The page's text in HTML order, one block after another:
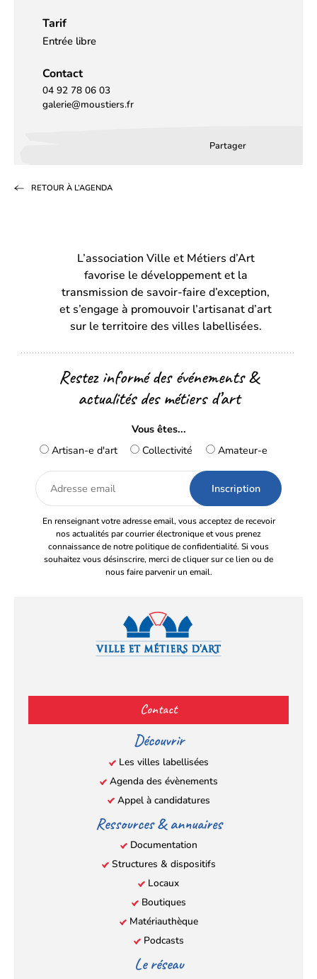
Tarif
Entrée libre
Contact
04 92 78 06 03
galerie@moustiers.fr
Partager
un
onglet)onglet)
RETOUR À L’AGENDA
L’association Ville et Métiers d’Art
favorise le développement et la
transmission de savoir-faire d’exception,
et s’engage à promouvoir l’artisanat d’art
sur le territoire des villes labellisées.
Restez informé des événements &
actualités des métiers d’art
Vous êtes...
Artisan-e d'art
Collectivité Amateur-e
Adresse
email
En renseignant votre adresse email, vous acceptez de recevoir
nos actualités par courrier électronique et vous prenez
connaissance de notre politique de confidentialité. Si vous
souhaitez vous désinscrire, merci de cliquer sur ce lien ou de
nous faire parvenir un email.
(s’ouvre
dans
nouvel
onglet)
(s’ouvre
dans
nouvel
onglet)
(s’ouvre
dans
nouvel
onglet)
(s’ouvre
nouvel
onglet)
Contact
Découvrir
Les villes labellisées
Agenda des évènements
Appel à candidatures
Ressources & annuaires
Documentation
Structures & dispositifs
Locaux
Boutiques
Matériauthèque
Podcasts
Le réseau